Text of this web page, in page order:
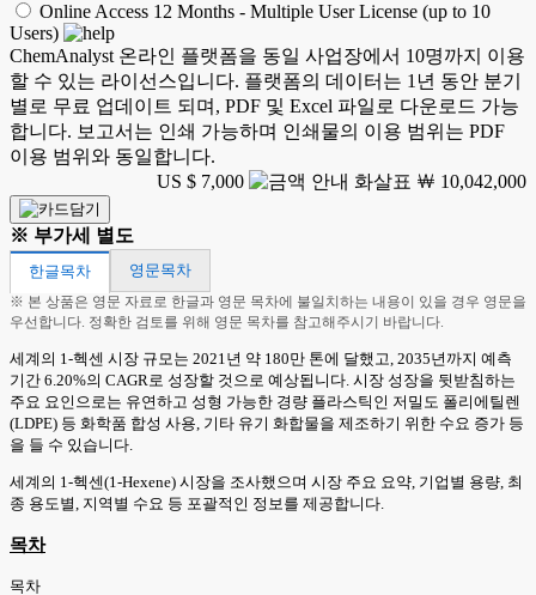
Online Access 12 Months - Multiple User License (up to 10
Users)
ChemAnalyst 온라인 플랫폼을 동일 사업장에서 10명까지 이용
할 수 있는 라이선스입니다. 플랫폼의 데이터는 1년 동안 분기
별로 무료 업데이트 되며, PDF 및 Excel 파일로 다운로드 가능
합니다. 보고서는 인쇄 가능하며 인쇄물의 이용 범위는 PDF
이용 범위와 동일합니다.
US $ 7,000
￦ 10,042,000
※ 부가세 별도
한글목차 영문목차
※ 본 상품은 영문 자료로 한글과 영문 목차에 불일치하는 내용이 있을 경우 영문을
우선합니다. 정확한 검토를 위해 영문 목차를 참고해주시기 바랍니다.
세계의 1-헥센 시장 규모는 2021년 약 180만 톤에 달했고, 2035년까지 예측
기간 6.20%의 CAGR로 성장할 것으로 예상됩니다. 시장 성장을 뒷받침하는
주요 요인으로는 유연하고 성형 가능한 경량 플라스틱인 저밀도 폴리에틸렌
(LDPE) 등 화학품 합성 사용, 기타 유기 화합물을 제조하기 위한 수요 증가 등
을 들 수 있습니다.
세계의 1-헥센(1-Hexene) 시장을 조사했으며 시장 주요 요약, 기업별 용량, 최
종 용도별, 지역별 수요 등 포괄적인 정보를 제공합니다.
목차
목차